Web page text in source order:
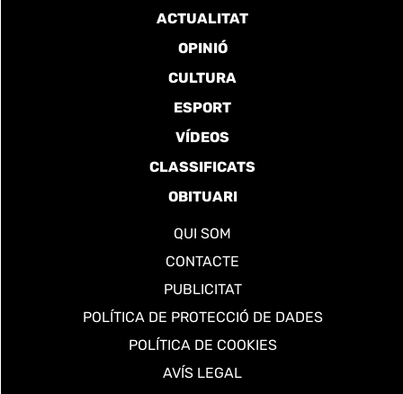
ACTUALITAT
OPINIÓ
CULTURA
ESPORT
VÍDEOS
CLASSIFICATS
OBITUARI
QUI SOM
CONTACTE
PUBLICITAT
POLÍTICA DE PROTECCIÓ DE DADES
POLÍTICA DE COOKIES
AVÍS LEGAL